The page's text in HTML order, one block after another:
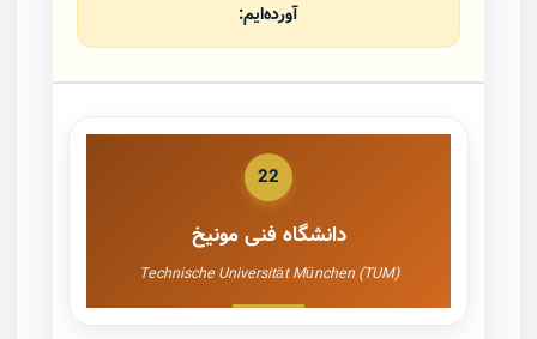
آورده‌ایم:
22
دانشگاه فنی مونیخ
Technische Universität München (TUM)